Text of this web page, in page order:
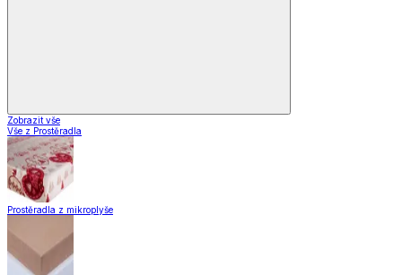
Zobrazit vše
Vše z Prostěradla
Prostěradla z mikroplyše